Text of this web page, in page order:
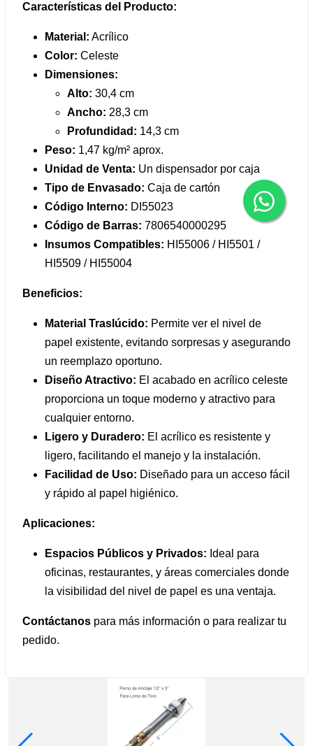
Características del Producto:
Material: Acrílico
Color: Celeste
Dimensiones:
Alto: 30,4 cm
Ancho: 28,3 cm
Profundidad: 14,3 cm
Peso: 1,47 kg/m² aprox.
Unidad de Venta: Un dispensador por caja
Tipo de Envasado: Caja de cartón
Código Interno: DI55023
Código de Barras: 7806540000295
Insumos Compatibles: HI55006 / HI5501 /
HI5509 / HI55004
Beneficios:
Material Traslúcido: Permite ver el nivel de
papel existente, evitando sorpresas y asegurando
un reemplazo oportuno.
Diseño Atractivo: El acabado en acrílico celeste
proporciona un toque moderno y atractivo para
cualquier entorno.
Ligero y Duradero: El acrílico es resistente y
ligero, facilitando el manejo y la instalación.
Facilidad de Uso: Diseñado para un acceso fácil
y rápido al papel higiénico.
Aplicaciones:
Espacios Públicos y Privados: Ideal para
oficinas, restaurantes, y áreas comerciales donde
la visibilidad del nivel de papel es una ventaja.
Contáctanos para más información o para realizar tu
pedido.